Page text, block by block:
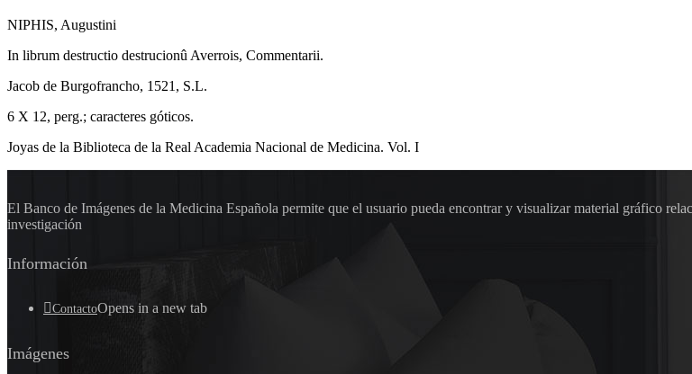
NIPHIS, Augustini
In librum destructio destrucionû Averrois, Commentarii.
Jacob de Burgofrancho, 1521, S.L.
6 X 12, perg.; caracteres góticos.
Joyas de la Biblioteca de la Real Academia Nacional de Medicina. Vol. I
El Banco de Imágenes de la Medicina Española permite que el usuario pueda encontrar y visualizar material gráfico
investigación
Información
ContactoOpens in a new tab
Imágenes